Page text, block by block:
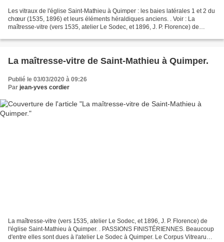
Les vitraux de l'église Saint-Mathieu à Quimper : les baies latérales 1 et 2 du
chœur (1535, 1896) et leurs éléments héraldiques anciens. . Voir : La
maîtresse-vitre (vers 1535, atelier Le Sodec, et 1896, J. P. Florence) de
La maîtresse-vitre de Saint-Mathieu à Quimper.
Publié le 03/03/2020 à 09:26
Par jean-yves cordier
La maîtresse-vitre (vers 1535, atelier Le Sodec, et 1896, J. P. Florence) de
l'église Saint-Mathieu à Quimper. . PASSIONS FINISTÉRIENNES. Beaucoup
d'entre elles sont dues à l'atelier Le Sodec à Quimper. Le Corpus Vitrearum